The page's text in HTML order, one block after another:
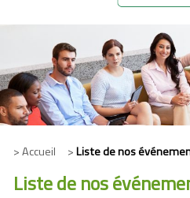
> Accueil >Liste de nos
Liste de nos